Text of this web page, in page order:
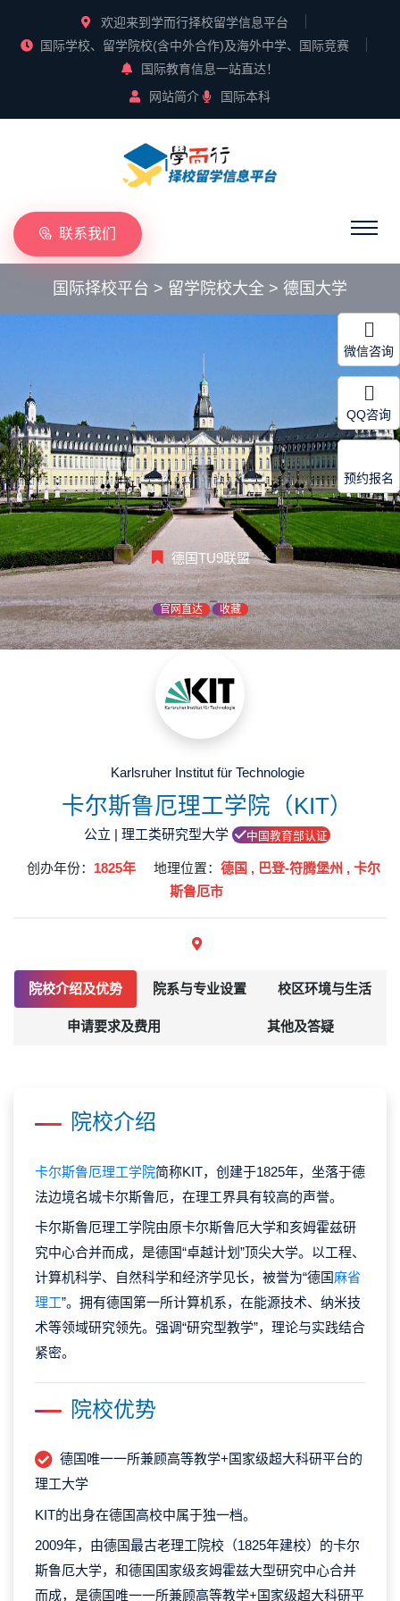
欢迎来到学而行择校留学信息平台
国际学校、留学院校(含中外合作)及海外中学、国际竞赛
国际教育信息一站直达！
网站简介
国际本科
联系我们
国际择校平台 > 留学院校大全 > 德国大学
德国TU9联盟
官网直达 收藏
Karlsruher Institut für Technologie
卡尔斯鲁厄理工学院（KIT）
公立 | 理工类研究型大学 中国教育部认证
创办年份： 1825年 地理位置： 德国 , 巴登-符腾堡州 , 卡尔
斯鲁厄市
院校介绍及优势 院系与专业设置 校区环境与生活
申请要求及费用 其他及答疑
院校介绍
卡尔斯鲁厄理工学院简称KIT，创建于1825年，坐落于德
法边境名城卡尔斯鲁厄，在理工界具有较高的声誉。
卡尔斯鲁厄理工学院由原卡尔斯鲁厄大学和亥姆霍兹研
究中心合并而成，是德国“卓越计划”顶尖大学。以工程、
计算机科学、自然科学和经济学见长，被誉为“德国麻省
理工”。拥有德国第一所计算机系，在能源技术、纳米技
术等领域研究领先。强调“研究型教学”，理论与实践结合
紧密。
院校优势
德国唯一一所兼顾高等教学+国家级超大科研平台的
理工大学
KIT的出身在德国高校中属于独一档。
2009年，由德国最古老理工院校（1825年建校）的卡尔
斯鲁厄大学，和德国国家级亥姆霍兹大型研究中心合并
而成，是德国唯一一所兼顾高等教学+国家级超大科研平
微信咨询
QQ咨询
预约报名